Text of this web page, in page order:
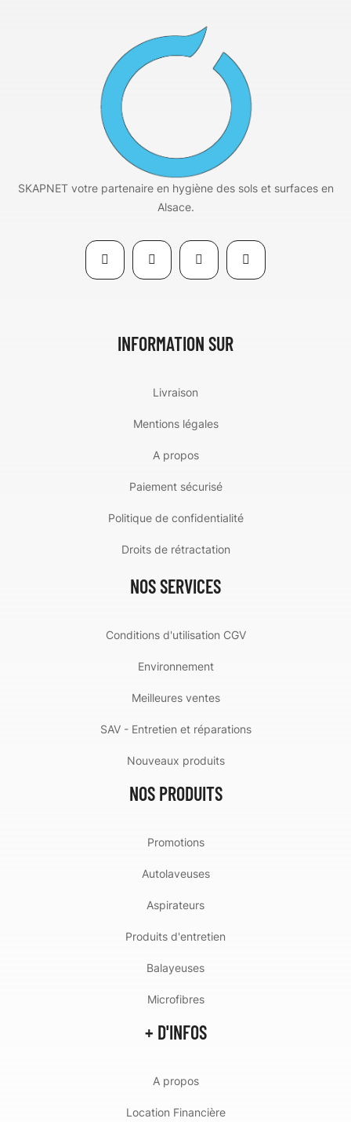
SKAPNET votre partenaire en hygiène des sols et surfaces en
Alsace.
INFORMATION SUR
Livraison
Mentions légales
A propos
Paiement sécurisé
Politique de confidentialité
Droits de rétractation
NOS SERVICES
Conditions d'utilisation CGV
Environnement
Meilleures ventes
SAV - Entretien et réparations
Nouveaux produits
NOS PRODUITS
Promotions
Autolaveuses
Aspirateurs
Produits d'entretien
Balayeuses
Microfibres
+ D'INFOS
A propos
Location Financière